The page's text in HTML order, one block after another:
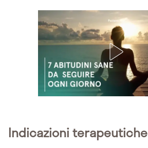
Indicazioni terapeutiche